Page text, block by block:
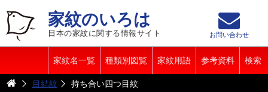
家紋のいろは
日本の家紋に関する情報サイト
家紋名一覧 種類別図覧 家紋用語 参考資料 検索
お問い合わせ
目結紋 持ち合い四つ目紋